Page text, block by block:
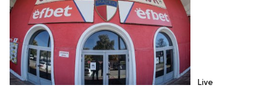
Live